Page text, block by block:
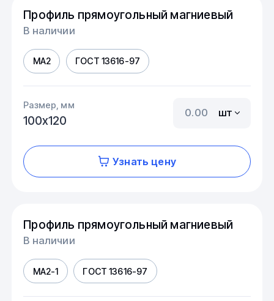
Профиль прямоугольный магниевый
В наличии
МА2 ГОСТ 13616-97
Размер, мм
100х120
шт
Узнать цену
Профиль прямоугольный магниевый
В наличии
МА2-1 ГОСТ 13616-97